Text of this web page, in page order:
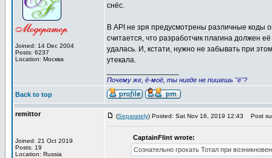
Joined: 14 Dec 2004
Posts: 6237
Location: Москва
снёс.
В API не зря предусмотрены различные коды
считается, что разработчик плагина должен
удалась. И, кстати, нужно не забывать при
утекала.
Почему же, ё-моё, ты нигде не пишешь "ё"?
Back to top
remittor
Joined: 21 Oct 2019
Posts: 19
Location: Russia
(Separately) Posted: Sat Nov 16, 2019 12:43 Post
CaptainFlint wrote:
Сознательно грохать Тотал при